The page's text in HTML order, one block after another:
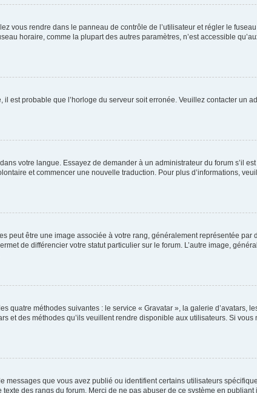
vous rendre dans le panneau de contrôle de l’utilisateur et régler le
horaire, comme la plupart des autres paramètres, n’est accessible
est probable que l’horloge du serveur soit erronée. Veuillez contacter un
votre langue. Essayez de demander à un administrateur du forum s’il
et commencer une nouvelle traduction. Pour plus d’informations,
peut être une image associée à votre rang, généralement représentée par
de différencier votre statut particulier sur le forum. L’autre image,
quatre méthodes suivantes : le service « Gravatar », la galerie d’avatars,
et des méthodes qu’ils veuillent rendre disponible aux utilisateurs. Si vous
que vous avez publié ou identifient certains utilisateurs
des rangs du forum. Merci de ne pas abuser de ce système en publiant